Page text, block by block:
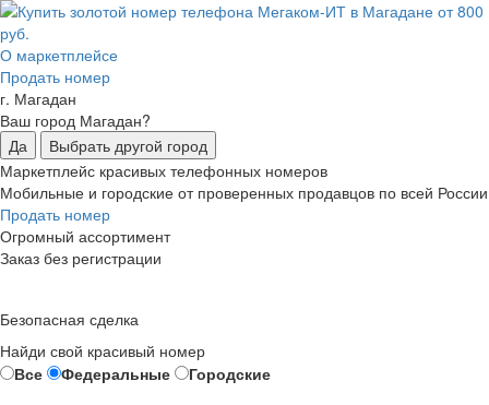
О маркетплейсе
Продать номер
г. Магадан
Ваш город Магадан?
Да
Выбрать другой город
Маркетплейс красивых телефонных номеров
Мобильные и городские от проверенных продавцов по всей России
Продать номер
Огромный ассортимент
Заказ без регистрации
Безопасная сделка
Найди свой красивый номер
Все
Федеральные
Городские